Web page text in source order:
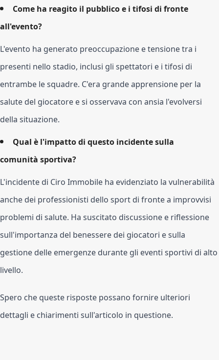
Come ha reagito il pubblico e i tifosi di fronte
all'evento?
L'evento ha generato preoccupazione e tensione tra i
presenti nello stadio, inclusi gli spettatori e i tifosi di
entrambe le squadre. C'era grande apprensione per la
salute del giocatore e si osservava con ansia l'evolversi
della situazione.
Qual è l'impatto di questo incidente sulla
comunità sportiva?
L'incidente di Ciro Immobile ha evidenziato la vulnerabilità
anche dei professionisti dello sport di fronte a improvvisi
problemi di salute. Ha suscitato discussione e riflessione
sull'importanza del benessere dei giocatori e sulla
gestione delle emergenze durante gli eventi sportivi di alto
livello.
Spero che queste risposte possano fornire ulteriori
dettagli e chiarimenti sull'articolo in questione.